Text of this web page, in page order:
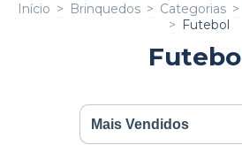
Início > Brinquedos > Categorias >
> Futebol